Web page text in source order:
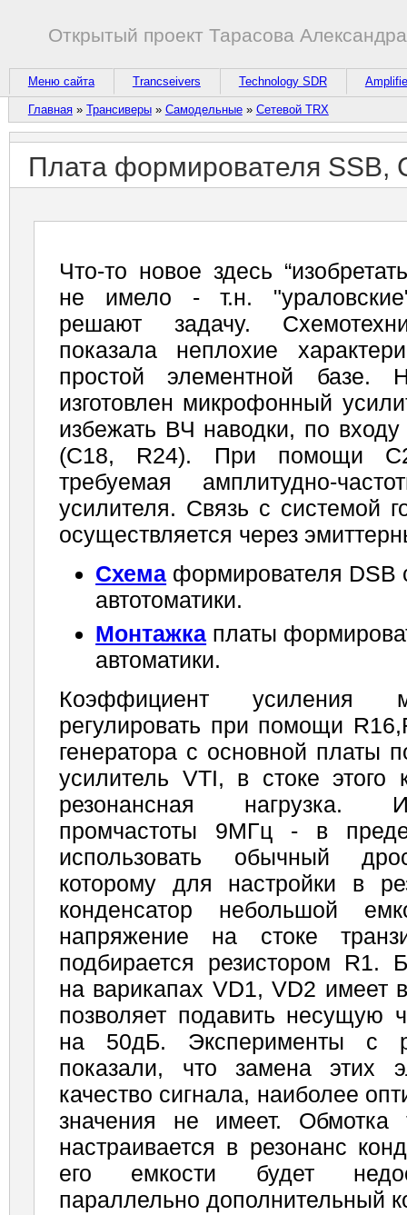
Открытый проект Тарасова
Меню сайта Trancseivers Technology SDR
Главная» Трансиверы» Самодельные» Сетевой TRX
Плата формирователя SSB,
Что-то новое здесь
не имело - т.н.
решают задачу.
показала неплохие
простой элементной базе.
изготовлен микрофонный
избежать ВЧ наводки, по
(С18, R24). При помощи
требуемая амплитудно-
усилителя. Связь с системой
осу­ществляется через
Схема формирователя DSB
автотоматики.
Монтажка платы
автоматики.
Коэффициент усиления
регулировать при помощи
генератора с основной платы
усилитель VTI, в стоке этого
резонансная нагрузка.
промчастоты 9МГц - в
использовать обычный
которому для настройки в
кон­денсатор небольшой
напряжение на стоке
подбирается резистором R1.
на варикапах VD1, VD2 имеет
позволяет подавить несу­щую
на 50дБ. Эксперименты с
показали, что замена этих
качество сигнала, наиболее
значения не имеет. Обмотка
настраивается в резонанс
его емкости будет
параллельно дополнительный